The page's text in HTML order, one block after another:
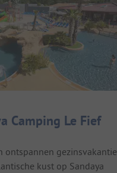
Camping Le Fief
ontspannen gezinsvakantie
kust op Sandaya